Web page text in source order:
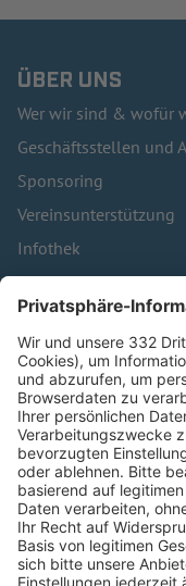
ÜBER UNS
Wer wir sind & wofür
Geschäftsstellen und
Sponsoring
Vereinsunterstützung
Infothek
Kontakt
HÄUFIG
Pässe und
Trainerausbildung
Schulungsangebot
BFV-Geschäftsstellen
Trainerbörse
Login SpielPlus